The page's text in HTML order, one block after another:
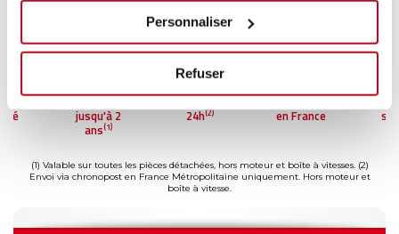
Personnaliser
Refuser
Garantie
jusqu'à 2
ans(1)
Livraison dès
24h(2)
Reconditionné
en France
(1) Valable sur toutes les pièces détachées, hors moteur et boîte à vitesses. (2)
Envoi via chronopost en France Métropolitaine uniquement. Hors moteur et
boîte à vitesse.